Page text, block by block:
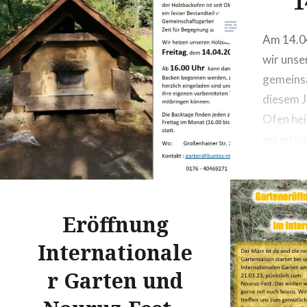
Am
wir
diesem
Ofen
Meißen)
Eröffnung
Internationale
r Garten und